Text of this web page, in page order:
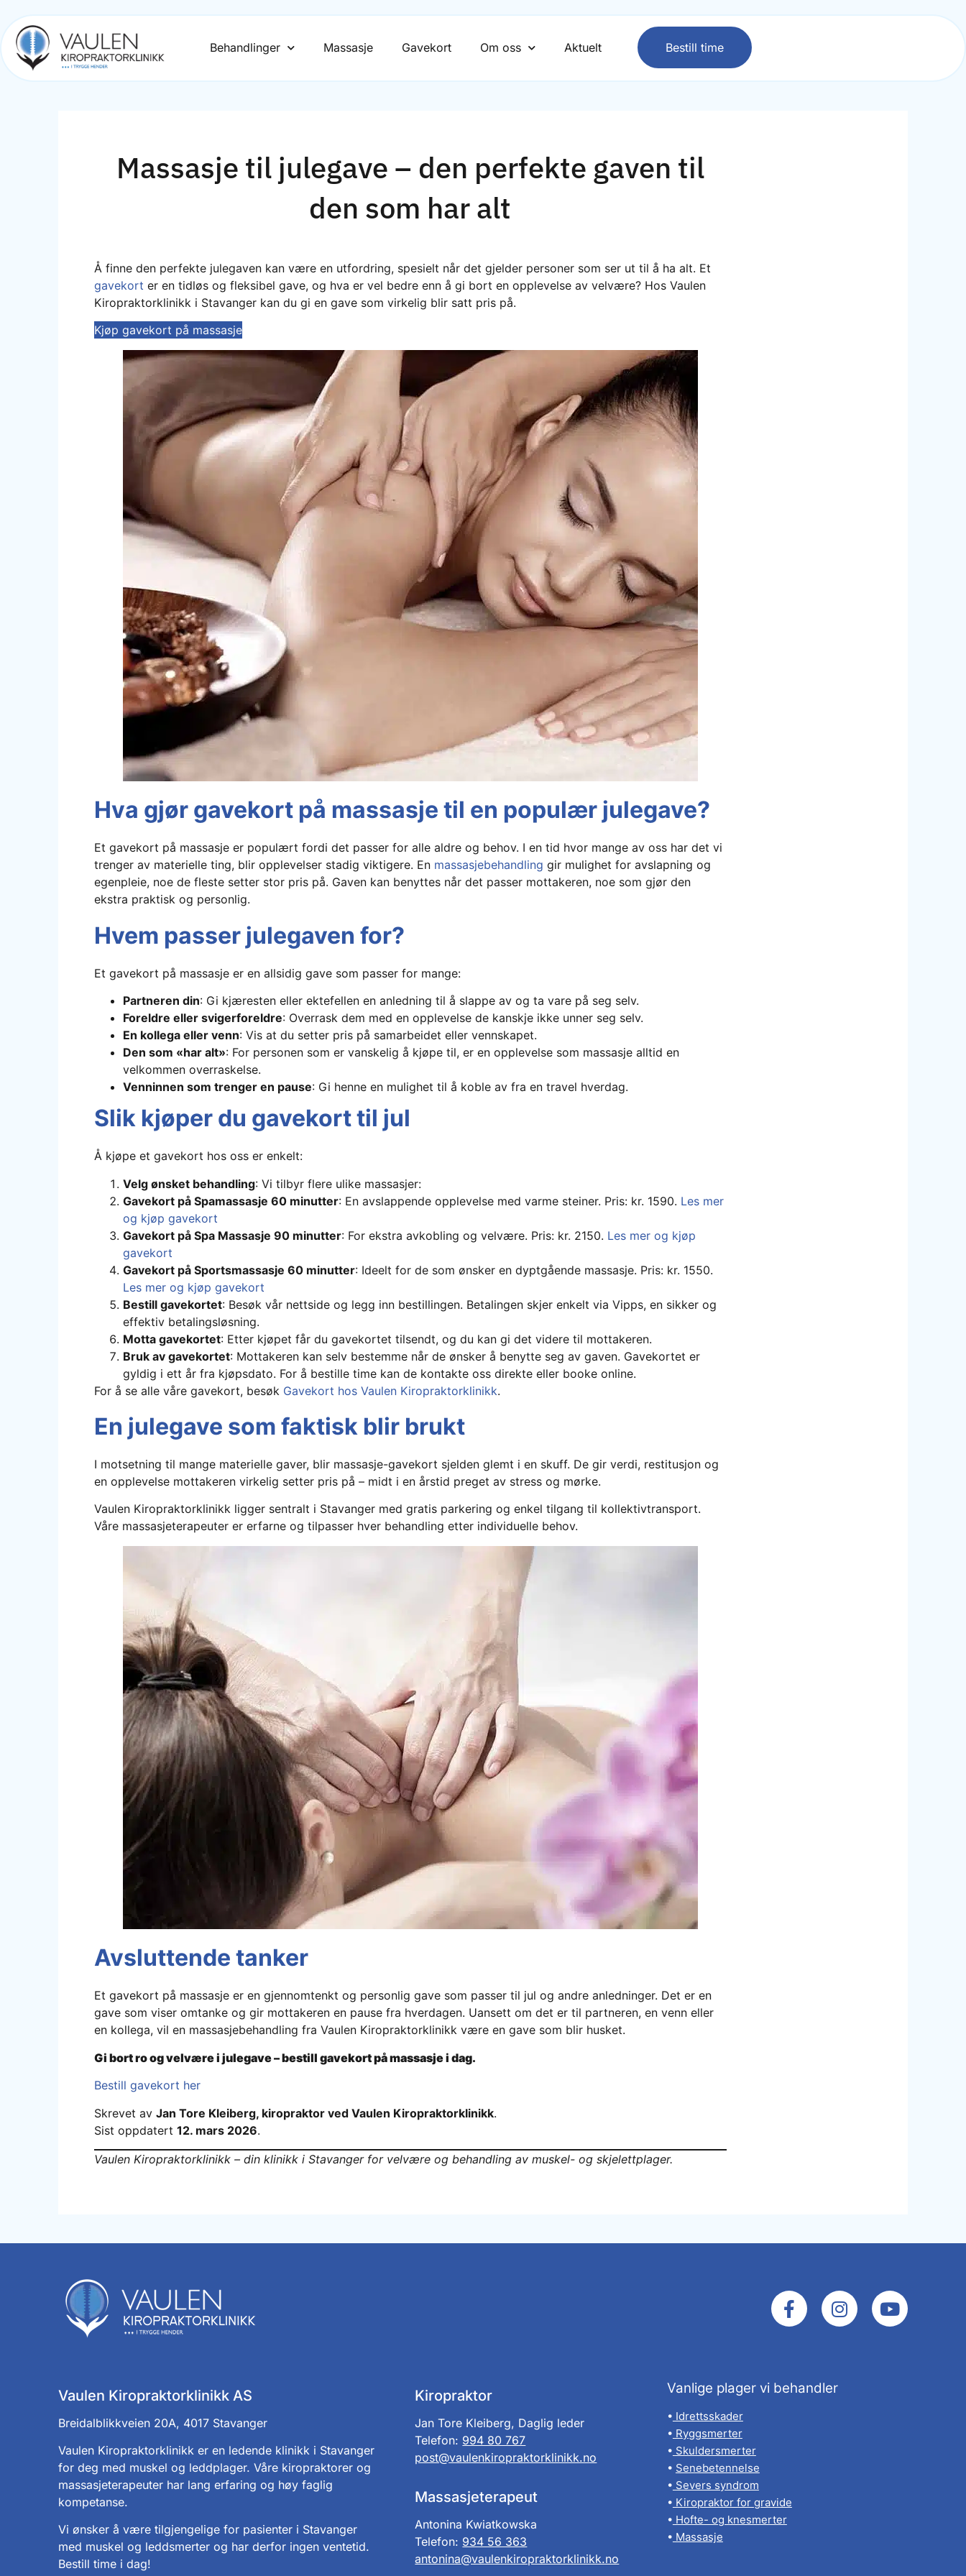
Behandlinger Massasje Gavekort Om oss Aktuelt Bestill time
Massasje til julegave – den perfekte gaven til
den som har alt
Å finne den perfekte julegaven kan være en utfordring, spesielt når det gjelder personer som ser ut til å ha alt. Et
gavekort er en tidløs og fleksibel gave, og hva er vel bedre enn å gi bort en opplevelse av velvære? Hos Vaulen
Kiropraktorklinikk i Stavanger kan du gi en gave som virkelig blir satt pris på.
Kjøp gavekort på massasje
Hva gjør gavekort på massasje til en populær julegave?
Et gavekort på massasje er populært fordi det passer for alle aldre og behov. I en tid hvor mange av oss har det vi
trenger av materielle ting, blir opplevelser stadig viktigere. En massasjebehandling gir mulighet for avslapning og
egenpleie, noe de fleste setter stor pris på. Gaven kan benyttes når det passer mottakeren, noe som gjør den
ekstra praktisk og personlig.
Hvem passer julegaven for?
Et gavekort på massasje er en allsidig gave som passer for mange:
Partneren din: Gi kjæresten eller ektefellen en anledning til å slappe av og ta vare på seg selv.
Foreldre eller svigerforeldre: Overrask dem med en opplevelse de kanskje ikke unner seg selv.
En kollega eller venn: Vis at du setter pris på samarbeidet eller vennskapet.
Den som «har alt»: For personen som er vanskelig å kjøpe til, er en opplevelse som massasje alltid en
velkommen overraskelse.
Venninnen som trenger en pause: Gi henne en mulighet til å koble av fra en travel hverdag.
Slik kjøper du gavekort til jul
Å kjøpe et gavekort hos oss er enkelt:
Velg ønsket behandling: Vi tilbyr flere ulike massasjer:
Gavekort på Spamassasje 60 minutter: En avslappende opplevelse med varme steiner. Pris: kr. 1590. Les mer
og kjøp gavekort
Gavekort på Spa Massasje 90 minutter: For ekstra avkobling og velvære. Pris: kr. 2150. Les mer og kjøp
gavekort
Gavekort på Sportsmassasje 60 minutter: Ideelt for de som ønsker en dyptgående massasje. Pris: kr. 1550.
Les mer og kjøp gavekort
Bestill gavekortet: Besøk vår nettside og legg inn bestillingen. Betalingen skjer enkelt via Vipps, en sikker og
effektiv betalingsløsning.
Motta gavekortet: Etter kjøpet får du gavekortet tilsendt, og du kan gi det videre til mottakeren.
Bruk av gavekortet: Mottakeren kan selv bestemme når de ønsker å benytte seg av gaven. Gavekortet er
gyldig i ett år fra kjøpsdato. For å bestille time kan de kontakte oss direkte eller booke online.
For å se alle våre gavekort, besøk Gavekort hos Vaulen Kiropraktorklinikk.
En julegave som faktisk blir brukt
I motsetning til mange materielle gaver, blir massasje-gavekort sjelden glemt i en skuff. De gir verdi, restitusjon og
en opplevelse mottakeren virkelig setter pris på – midt i en årstid preget av stress og mørke.
Vaulen Kiropraktorklinikk ligger sentralt i Stavanger med gratis parkering og enkel tilgang til kollektivtransport.
Våre massasjeterapeuter er erfarne og tilpasser hver behandling etter individuelle behov.
Avsluttende tanker
Et gavekort på massasje er en gjennomtenkt og personlig gave som passer til jul og andre anledninger. Det er en
gave som viser omtanke og gir mottakeren en pause fra hverdagen. Uansett om det er til partneren, en venn eller
en kollega, vil en massasjebehandling fra Vaulen Kiropraktorklinikk være en gave som blir husket.
Gi bort ro og velvære i julegave – bestill gavekort på massasje i dag.
Bestill gavekort her
Skrevet av Jan Tore Kleiberg, kiropraktor ved Vaulen Kiropraktorklinikk.
Sist oppdatert 12. mars 2026.
Vaulen Kiropraktorklinikk – din klinikk i Stavanger for velvære og behandling av muskel- og skjelettplager.
Vaulen Kiropraktorklinikk AS
Breidalblikkveien 20A, 4017 Stavanger
Vaulen Kiropraktorklinikk er en ledende klinikk i Stavanger
for deg med muskel og leddplager. Våre kiropraktorer og
massasjeterapeuter har lang erfaring og høy faglig
kompetanse.
Vi ønsker å være tilgjengelige for pasienter i Stavanger
med muskel og leddsmerter og har derfor ingen ventetid.
Bestill time i dag!
Kiropraktor
Jan Tore Kleiberg, Daglig leder
Telefon: 994 80 767
post@vaulenkiropraktorklinikk.no
Massasjeterapeut
Antonina Kwiatkowska
Telefon: 934 56 363
antonina@vaulenkiropraktorklinikk.no
Vanlige plager vi behandler
• Idrettsskader
• Ryggsmerter
• Skuldersmerter
• Senebetennelse
• Severs syndrom
• Kiropraktor for gravide
• Hofte- og knesmerter
• Massasje